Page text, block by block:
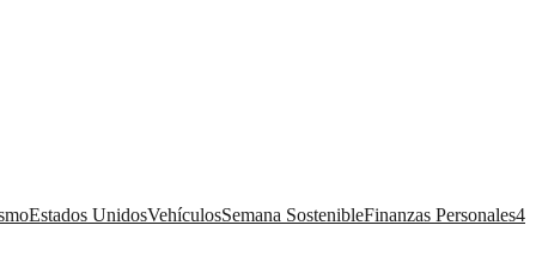
Estados UnidosVehículosSemana SostenibleFinanzas Personales4